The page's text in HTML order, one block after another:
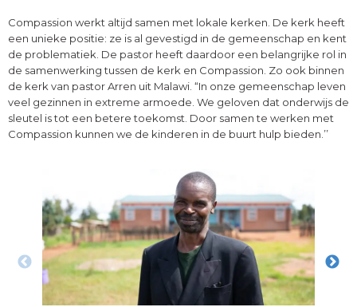
Compassion werkt altijd samen met lokale kerken. De kerk heeft
een unieke positie: ze is al gevestigd in de gemeenschap en kent
de problematiek. De pastor heeft daardoor een belangrijke rol in
de samenwerking tussen de kerk en Compassion. Zo ook binnen
de kerk van pastor Arren uit Malawi. “In onze gemeenschap leven
veel gezinnen in extreme armoede. We geloven dat onderwijs de
sleutel is tot een betere toekomst. Door samen te werken met
Compassion kunnen we de kinderen in de buurt hulp bieden.’’